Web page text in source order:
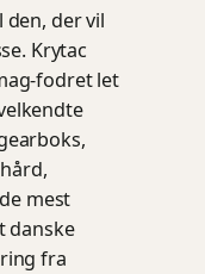
der vil
Krytac
fodret let
mest
danske
fra